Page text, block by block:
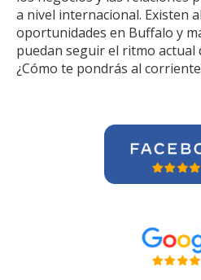
a nivel internacional. Existen
oportunidades en Buffalo y
puedan seguir el ritmo
¿Cómo te pondrás al